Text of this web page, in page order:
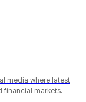
media where latest
financial markets.